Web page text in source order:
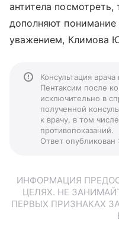
антитела посмотреть,
дополняют
уважением, Климова
Консультация
Пентаксим после
исключительно в
полученной
к врачу, в том
противопоказаний.
Ответ опубликован
ИНФОРМАЦИЯ
ЦЕЛЯХ. НЕ
ПЕРВЫХ ПРИЗНАКАХ